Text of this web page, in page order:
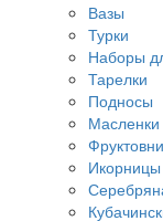
Вазы
Турки
Наборы
Тарелки
Подносы
Масленки
Икорницы